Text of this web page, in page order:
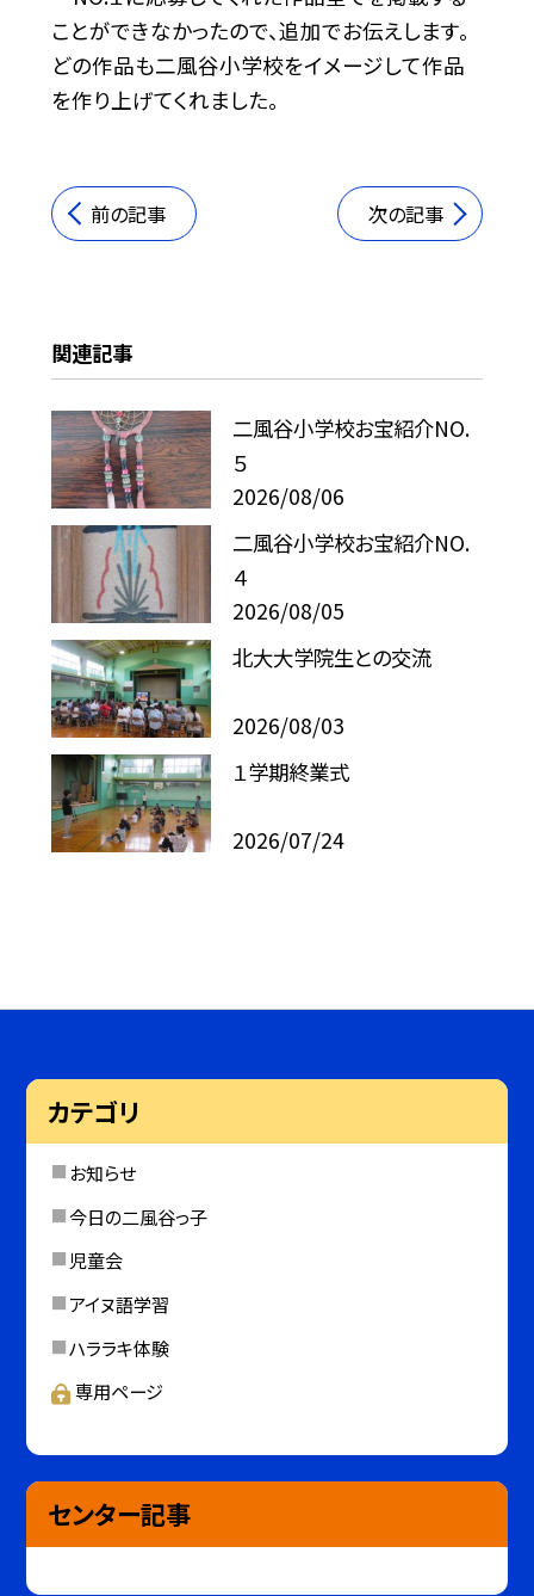
ことができなかったので、追加でお伝えします。
どの作品も二風谷小学校をイメージして作品
を作り上げてくれました。
前の記事 次の記事
関連記事
二風谷小学校お宝紹介NO.
５
2026/08/06
二風谷小学校お宝紹介NO.
４
2026/08/05
北大大学院生との交流
2026/08/03
１学期終業式
2026/07/24
カテゴリ
お知らせ
今日の二風谷っ子
児童会
アイヌ語学習
ハララキ体験
専用ページ
センター記事